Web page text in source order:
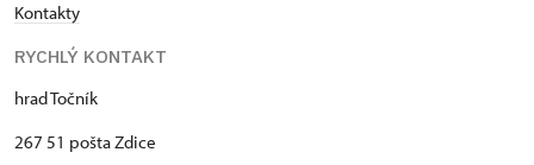
Kontakty
RYCHLÝ KONTAKT
hrad Točník
267 51 pošta Zdice